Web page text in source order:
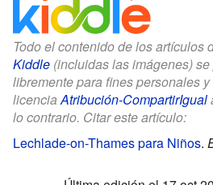
Todo el contenido de los artículos
Kiddle (incluidas las imágenes)
libremente para fines personales
licenciaAtribución-CompartirIgual
lo contrario. Citar este artículo:
Lechlade-on-Thames para Niños.